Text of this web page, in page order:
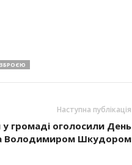
ЗБРОЄЮ
Наступна публікація
у громаді оголосили День
Володимиром Шкудором